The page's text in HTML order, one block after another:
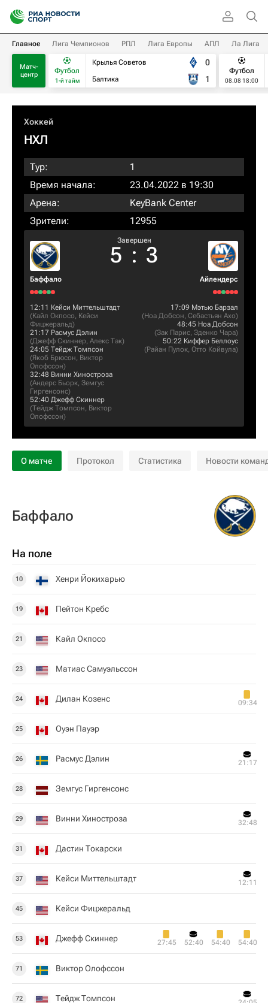
Главное Лига Чемпионов РПЛ Лига Европы АПЛ Ла Лига
Матч-
центр
Футбол
1-й тайм
Крылья Советов
Балтика
0
1
Футбол
08.08 18:00
Хоккей
НХЛ
Тур:
1
Время начала:
23.04.2022 в 19:30
Арена:
KeyBank Center
Зрители:
12955
Баффало
Завершен
5 : 3
Айлендерс
12:11 Кейси Миттельштадт
(Кайл Окпосо, Кейси
Фицжеральд)
21:17 Расмус Дэлин
(Джефф Скиннер, Алекс Так)
24:05 Тейдж Томпсон
(Якоб Брюсон, Виктор
Олофссон)
32:48 Винни Хиностроза
(Андерс Бьорк, Земгус
Гиргенсонс)
52:40 Джефф Скиннер
(Тейдж Томпсон, Виктор
Олофссон)
17:09 Мэтью Барзал
(Ноа Добсон, Себастьян Ахо)
48:45 Ноа Добсон
(Зак Парис, Зденко Чара)
50:22 Киффер Беллоус
(Райан Пулок, Отто Койвула)
О матче Протокол Статистика Новости
Баффало
На поле
10 Хенри Йокихарью
19 Пейтон Кребс
21 Кайл Окпосо
23 Матиас Самуэльссон
24 Дилан Козенс 09:34
25 Оуэн Пауэр
26 Расмус Дэлин 21:17
28 Земгус Гиргенсонс
29 Винни Хиностроза 32:48
31 Дастин Токарски
37 Кейси Миттельштадт 12:11
45 Кейси Фицжеральд
53 Джефф Скиннер 27:45 52:40 54:40 54:40
71 Виктор Олофссон
72 Тейдж Томпсон